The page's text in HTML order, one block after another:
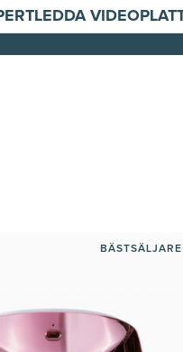
BÄSTSÄLJARE